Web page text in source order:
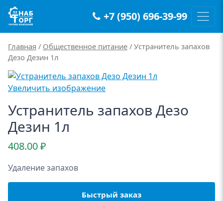
Main Navigation +7 (950) 696-39-99
Главная / Общественное питание / Устранитель запахов
Дезо Дезин 1л
Увеличить изображение
Устранитель запахов Дезо
Дезин 1л
408.00₽
Удаление запахов
Быстрый заказ